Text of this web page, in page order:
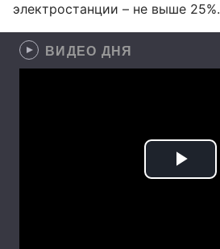
электростанции – не выше 25%.
ВИДЕО ДНЯ